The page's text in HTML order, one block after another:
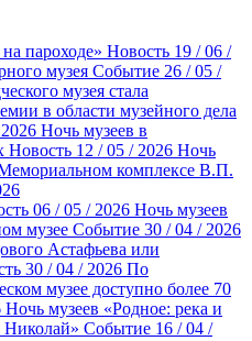
пароходе» Новость 19 / 06 /
музея Событие 26 / 05 /
музея стала
в области музейного дела
Ночь музеев в
Новость 12 / 05 / 2026 Ночь
комплексе В.П.
06 / 05 / 2026 Ночь музеев
музее Событие 30 / 04 / 2026
Астафьева или
30 / 04 / 2026 По
музее доступно более 70
Ночь музеев «Родное: река и
Николай» Событие 16 / 04 /